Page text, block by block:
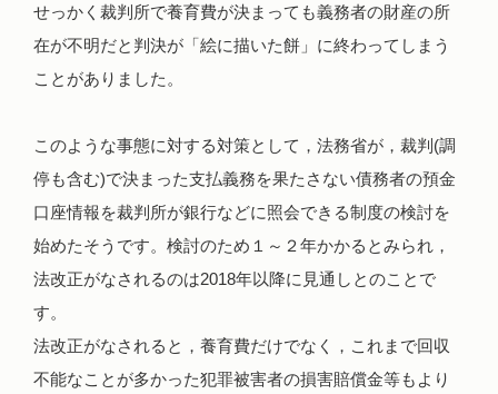
せっかく裁判所で養育費が決まっても義務者の財産の所
在が不明だと判決が「絵に描いた餅」に終わってしまう
ことがありました。
このような事態に対する対策として，法務省が，裁判(調
停も含む)で決まった支払義務を果たさない債務者の預金
口座情報を裁判所が銀行などに照会できる制度の検討を
始めたそうです。検討のため１～２年かかるとみられ，
法改正がなされるのは2018年以降に見通しとのことで
す。
法改正がなされると，養育費だけでなく，これまで回収
不能なことが多かった犯罪被害者の損害賠償金等もより